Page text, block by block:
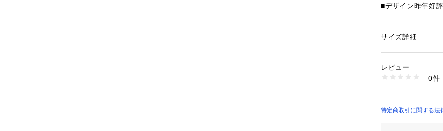
■デザイン昨年好
す。つい触れたく
ります。指が出る
ンなどを操作する
※商品の取り扱い
性別：レディース
生産国：中国
洗濯：【本体のみ
グ不可
い
サイズ詳細
レビュー
0件
特定商取引に関する法